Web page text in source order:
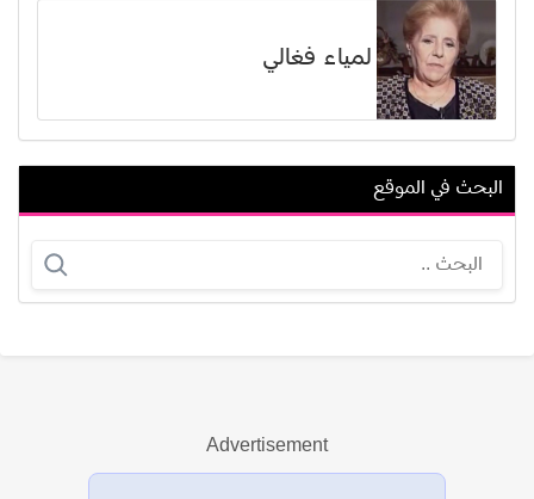
لمياء فغالي
منصف مراد
عرض الكل
البحث في الموقع
Advertisement